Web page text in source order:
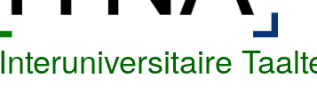
Interuniversitaire